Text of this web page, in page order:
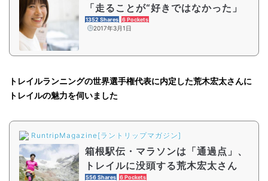
「走ることが“好きではなかった」
1352 Shares 6 Pockets
2017年3月1日
トレイルランニングの世界選手権代表に内定した荒木宏太さんに
トレイルの魅力を伺いました
RuntripMagazine[ラントリップマガジン]
箱根駅伝・マラソンは「通過点」、
トレイルに没頭する荒木宏太さん
556 Shares 6 Pockets